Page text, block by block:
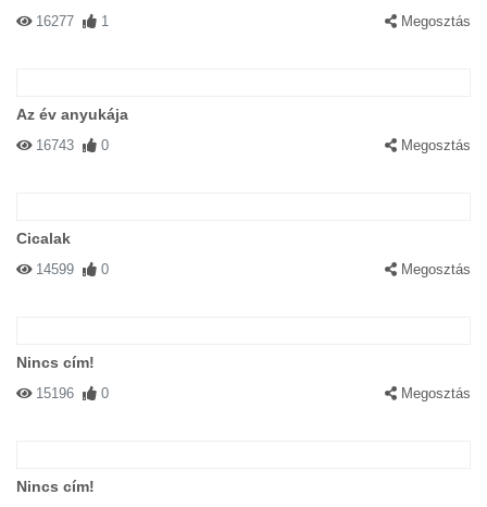
16277 1 Megosztás
Az év anyukája
16743 0 Megosztás
Cicalak
14599 0 Megosztás
Nincs cím!
15196 0 Megosztás
Nincs cím!